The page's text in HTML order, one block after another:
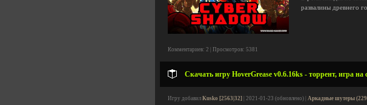
развалины древнего
Комментариев: 2 | Просмотров: 5381
Скачать игру HoverGrease v0.6.16ks - торрент, игра на
Игру добавил Kusko [2563|32] | 2021-01-23 (обновлено) | Аркадные шутеры